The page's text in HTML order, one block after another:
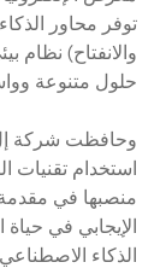
توفر محاور
والانفتاح) نظام
حلول متنوعة
وحافظت شركة
استخدام تقنيات
منصبها في
الإيجابي في حياة
الذكاء